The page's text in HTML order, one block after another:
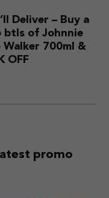
Deliver – Buy a
btls of Johnnie
700ml &
OFF
promo